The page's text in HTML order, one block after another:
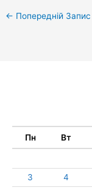
← Попередній Запис
Пн Вт
3
4